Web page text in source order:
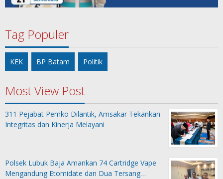
Tag Populer
KEK BP Batam Politik
Most View Post
311 Pejabat Pemko Dilantik, Amsakar Tekankan
Integritas dan Kinerja Melayani
Polsek Lubuk Baja Amankan 74 Cartridge Vape
Mengandung Etomidate dan Dua Tersang…